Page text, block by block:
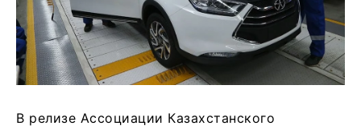
В релизе Ассоциации Казахстанского